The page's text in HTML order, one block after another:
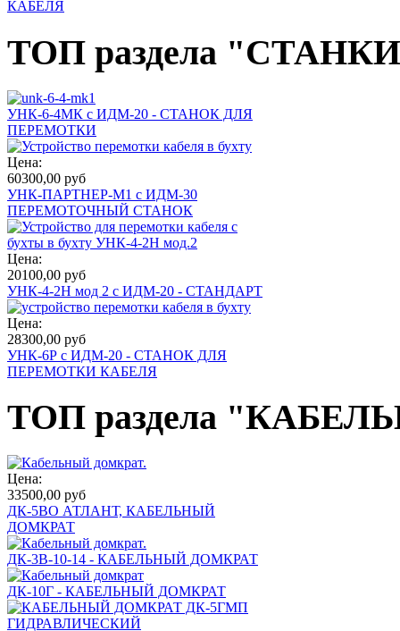
КАБЕЛЯ
ТОП раздела
УНК-6-4МК с ИДМ-20 - СТАНОК ДЛЯ
ПЕРЕМОТКИ
Цена:
60300,00 руб
УНК-ПАРТНЕР-М1 с ИДМ-30
ПЕРЕМОТОЧНЫЙ СТАНОК
Цена:
20100,00 руб
УНК-4-2Н мод 2 с ИДМ-20 - СТАНДАРТ
Цена:
28300,00 руб
УНК-6Р с ИДМ-20 - СТАНОК ДЛЯ
ПЕРЕМОТКИ КАБЕЛЯ
ТОП раздела
Цена:
33500,00 руб
ДК-5ВО АТЛАНТ, КАБЕЛЬНЫЙ
ДОМКРАТ
ДК-3В-10-14 - КАБЕЛЬНЫЙ ДОМКРАТ
ДК-10Г - КАБЕЛЬНЫЙ ДОМКРАТ